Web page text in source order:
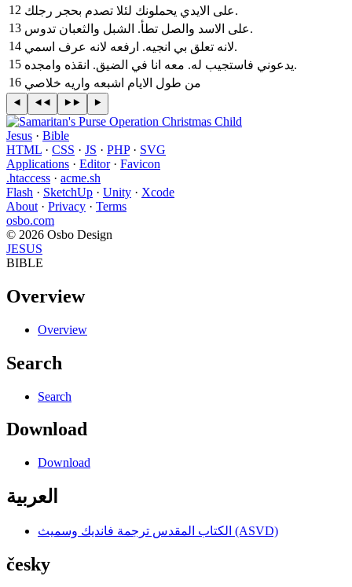
12
‎على الايدي يحملونك لئلا تصدم بحجر رجلك‎.
13
‎على الاسد والصل تطأ. الشبل والثعبان تدوس‎.
14
‎لانه تعلق بي انجيه. ارفعه لانه عرف اسمي‎.
15
‎يدعوني فاستجيب له. معه انا في الضيق. انقذه وامجده‎.
16 ‎من طول الايام اشبعه واريه خلاصي
Jesus · Bible
HTML · CSS · JS · PHP· SVG
Applications · Editor· Favicon
.htaccess · acme.sh
Flash · SketchUp · Unity · Xcode
About · Privacy · Terms
osbo.com
© 2026 Osbo Design
JESUS
BIBLE
Overview
Overview
Search
Search
Download
Download
العربية
الكتاب المقدس ترجمة فانديك وسميث (ASVD)
česky